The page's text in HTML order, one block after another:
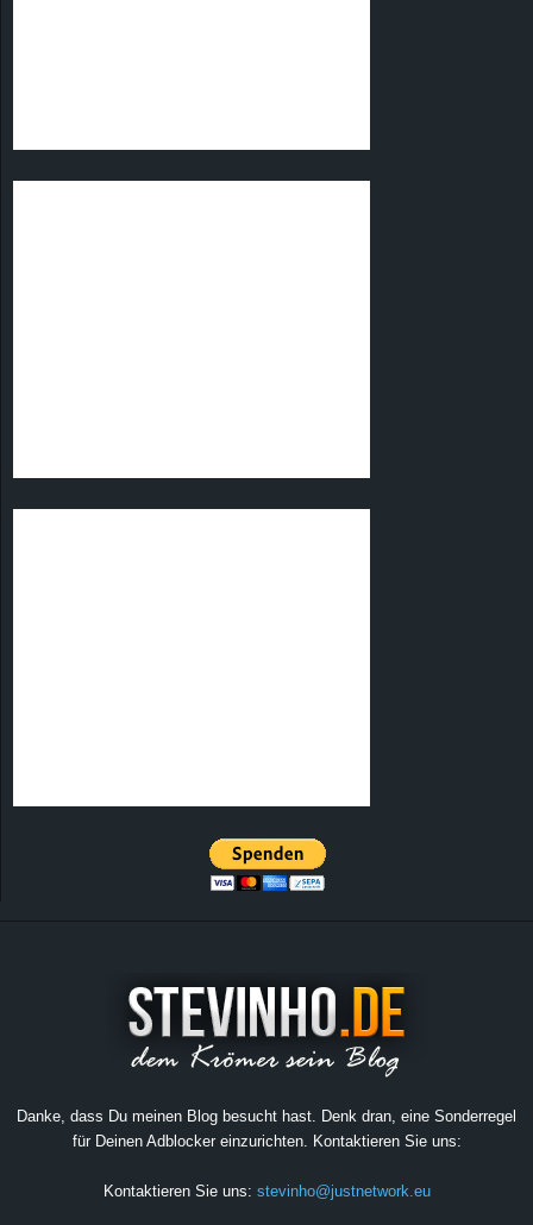
Danke, dass Du meinen Blog besucht hast. Denk dran, eine Sonderregel
für Deinen Adblocker einzurichten. Kontaktieren Sie uns:
Kontaktieren Sie uns: stevinho@justnetwork.eu